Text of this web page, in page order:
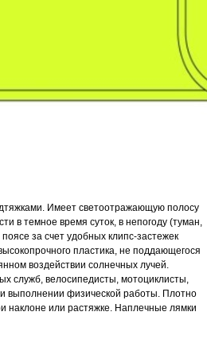
Имеет светоотражающую полосу
в темное время суток, в непогоду (туман,
за счет удобных клипс-застежек
пластика, не поддающегося
воздействии солнечных лучей.
служб, велосипедисты, мотоциклисты,
выполнении физической работы. Плотно
наклоне или растяжке. Наплечные лямки